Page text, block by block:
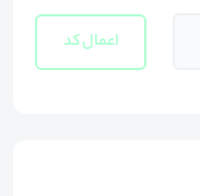
اعمال کد